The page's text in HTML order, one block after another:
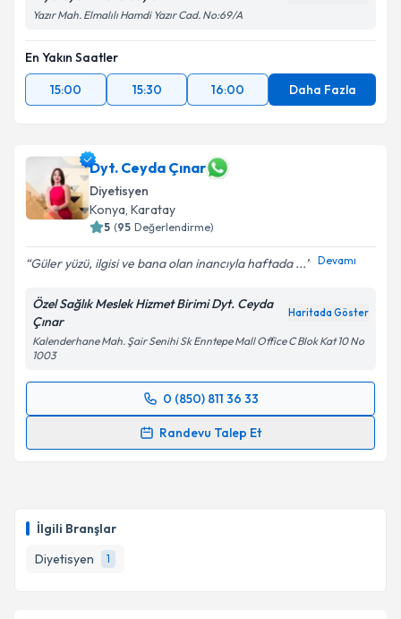
İlgili Branşlar
Diyetisyen
1
Yazır Mah. Elmalılı Hamdi Yazır Cad. No:69/A
En Yakın Saatler
15:00
15:30 16:00 Daha Fazla
Dyt. Ceyda Çınar
Diyetisyen
Konya, Karatay
5 (95 Değerlendirme)
Güler yüzü, ilgisi ve bana olan inancıyla haftada ... Devamı
Özel Sağlık Meslek Hizmet Birimi Dyt. Ceyda
Çınar
Haritada Göster
Kalenderhane Mah. Şair Senihi Sk Enntepe Mall Office C Blok Kat 10 No
1003
0 (850) 811 36 33
Randevu Talep Et
Randevu Takvimi Talebi
E-posta Adresiniz